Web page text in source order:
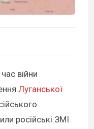
війни
Луганської
російські ЗМІ.